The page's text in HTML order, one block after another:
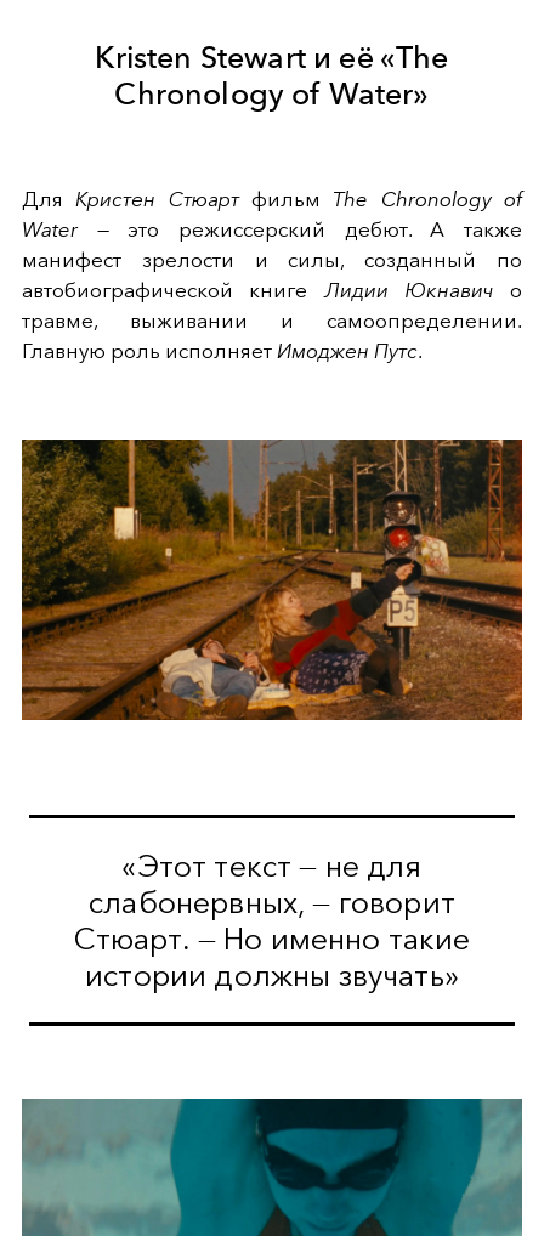
Kristen Stewart и её «The
Chronology of Water»
Для Кристен Стюартфильм The Chronology of
Water— это режиссерский дебют. А также
манифест зрелости и силы, созданный по
автобиографической книге Лидии Юкнавич о
травме, выживании и самоопределении.
Главную роль исполняет Имоджен Путс.
«Этот текст — не для
слабонервных, — говорит
Стюарт. — Но именно такие
истории должны звучать»